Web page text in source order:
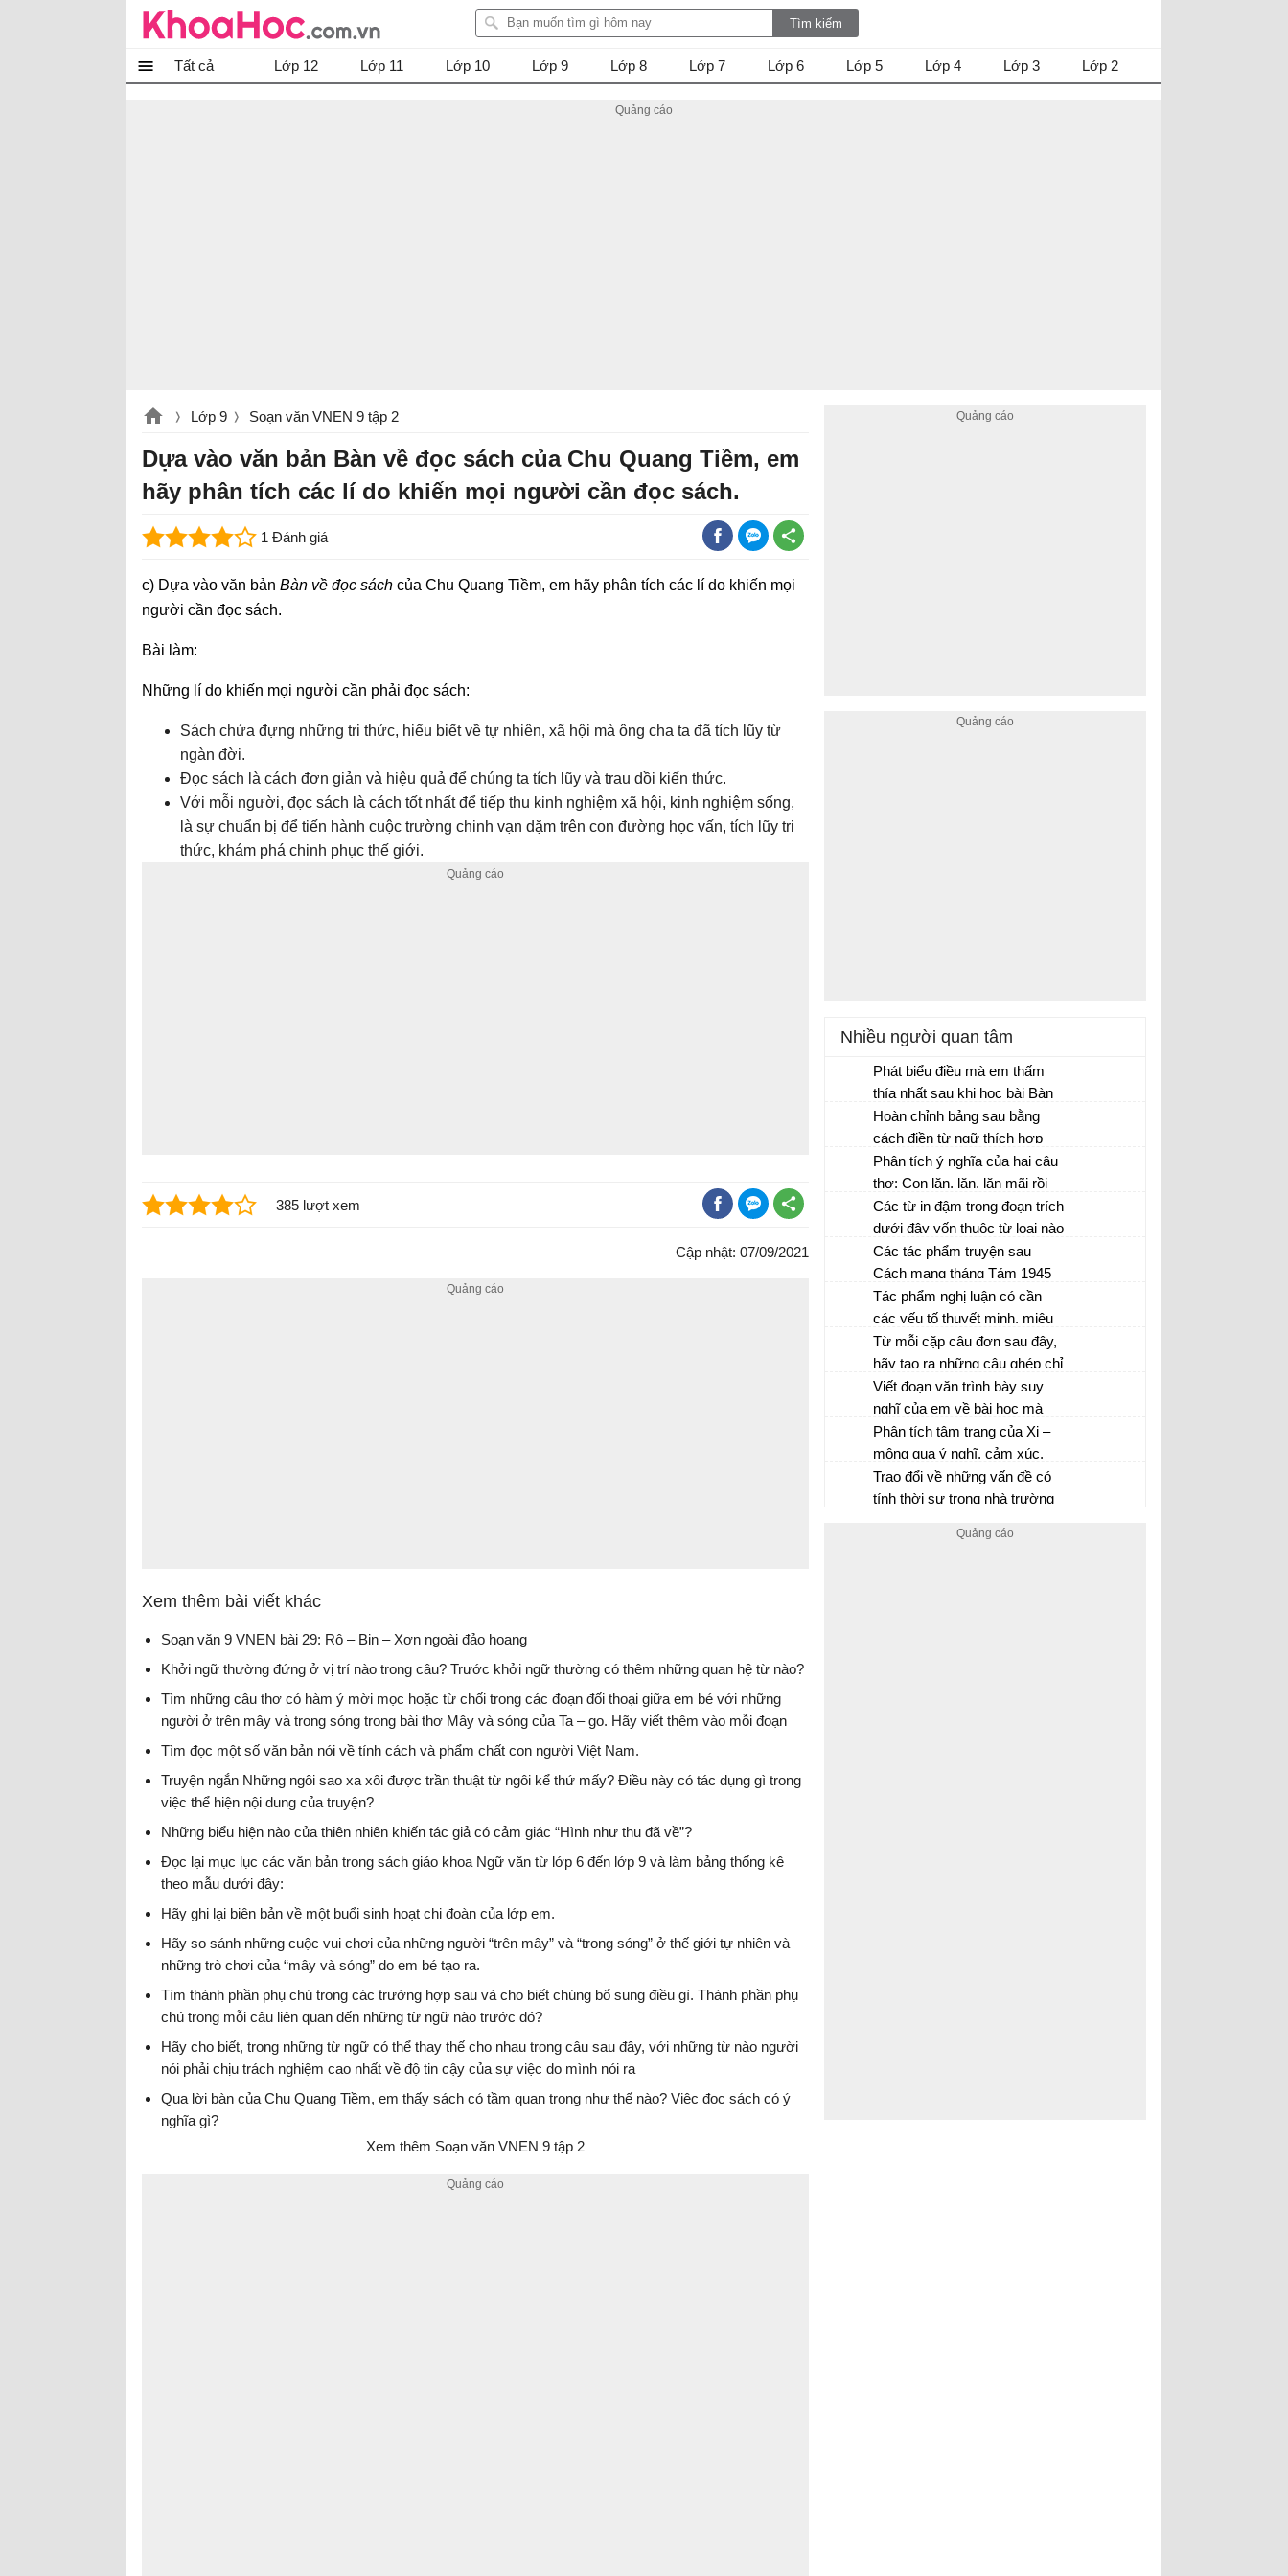
Tất cả Lớp 12 Lớp 11 Lớp 10 Lớp 9 Lớp 8 Lớp 7 Lớp 6 Lớp 5 Lớp 4 Lớp 3 Lớp 2
Lớp 9 Soạn văn VNEN 9 tập 2
Dựa vào văn bản Bàn về đọc sách của Chu Quang Tiềm, em
hãy phân tích các lí do khiến mọi người cần đọc sách.
1 Đánh giá
c) Dựa vào văn bản Bàn về đọc sách của Chu Quang Tiềm, em hãy phân tích các lí do khiến mọi
người cần đọc sách.
Bài làm:
Những lí do khiến mọi người cần phải đọc sách:
Sách chứa đựng những tri thức, hiểu biết về tự nhiên, xã hội mà ông cha ta đã tích lũy từ
ngàn đời.
Đọc sách là cách đơn giản và hiệu quả để chúng ta tích lũy và trau dồi kiến thức.
Với mỗi người, đọc sách là cách tốt nhất để tiếp thu kinh nghiệm xã hội, kinh nghiệm sống,
là sự chuẩn bị để tiến hành cuộc trường chinh vạn dặm trên con đường học vấn, tích lũy tri
thức, khám phá chinh phục thế giới.
385 lượt xem
Cập nhật: 07/09/2021
Xem thêm bài viết khác
Soạn văn 9 VNEN bài 29: Rô – Bin – Xơn ngoài đảo hoang
Khởi ngữ thường đứng ở vị trí nào trong câu? Trước khởi ngữ thường có thêm những quan hệ từ nào?
Tìm những câu thơ có hàm ý mời mọc hoặc từ chối trong các đoạn đối thoại giữa em bé với những
người ở trên mây và trong sóng trong bài thơ Mây và sóng của Ta – go. Hãy viết thêm vào mỗi đoạn
một câu có hàm ý mời mọc rõ hơn.
Tìm đọc một số văn bản nói về tính cách và phẩm chất con người Việt Nam.
Truyện ngắn Những ngôi sao xa xôi được trần thuật từ ngôi kể thứ mấy? Điều này có tác dụng gì trong
việc thể hiện nội dung của truyện?
Những biểu hiện nào của thiên nhiên khiến tác giả có cảm giác “Hình như thu đã về”?
Đọc lại mục lục các văn bản trong sách giáo khoa Ngữ văn từ lớp 6 đến lớp 9 và làm bảng thống kê
theo mẫu dưới đây:
Hãy ghi lại biên bản về một buổi sinh hoạt chi đoàn của lớp em.
Hãy so sánh những cuộc vui chơi của những người “trên mây” và “trong sóng” ở thế giới tự nhiên và
những trò chơi của “mây và sóng” do em bé tạo ra.
Tìm thành phần phụ chú trong các trường hợp sau và cho biết chúng bổ sung điều gì. Thành phần phụ
chú trong mỗi câu liên quan đến những từ ngữ nào trước đó?
Hãy cho biết, trong những từ ngữ có thể thay thế cho nhau trong câu sau đây, với những từ nào người
nói phải chịu trách nghiệm cao nhất về độ tin cậy của sự việc do mình nói ra
Qua lời bàn của Chu Quang Tiềm, em thấy sách có tầm quan trọng như thế nào? Việc đọc sách có ý
nghĩa gì?
Xem thêm Soạn văn VNEN 9 tập 2
Nhiều người quan tâm
Phát biểu điều mà em thấm
thía nhất sau khi học bài Bàn
về đọc sách.
Hoàn chỉnh bảng sau bằng
cách điền từ ngữ thích hợp
vào chỗ trống trong ngoặc đơn
để thấy được công dụng của
thành phần gọi – đáp và thành
phần phụ chú:
Phân tích ý nghĩa của hai câu
thơ: Con lăn, lăn, lăn mãi rồi
sẽ cười vang vỡ tan vào lòng
mẹ. Và không ai trên thế gian
này biết mẹ con ta ở chốn
nào.
Các từ in đậm trong đoạn trích
dưới đây vốn thuộc từ loại nào
và ở đây chúng được dùng
như từ thuộc từ loại nào?
Các tác phẩm truyện sau
Cách mạng tháng Tám 1945
trong bảng thống kê trên đã
phản ánh được những nét gì
về đất nước và con người Việt
Nam ở giai đoạn đó?
Tác phẩm nghị luận có cần
các yếu tố thuyết minh, miêu
tả, tự sự không? Cần ở mức
độ nào, vì sao?
Từ mỗi cặp câu đơn sau đây,
hãy tạo ra những câu ghép chỉ
các kiểu quan hệ nguyên
nhân, điều kiện, tương phản,
nhượng bộ
Viết đoạn văn trình bày suy
nghĩ của em về bài học mà
mình rút ra được sau khi học
văn bản Rô – bin – xơn ngoài
đảo hoang. Trong đoạn văn có
sử dụng cụm danh từ, cụm
Phân tích tâm trạng của Xi –
mông qua ý nghĩ, cảm xúc,
hành động và lời nói của nhân
vật trong văn bản.
Trao đổi về những vấn đề có
tính thời sự trong nhà trường
viết một văn bản nhật dụng.